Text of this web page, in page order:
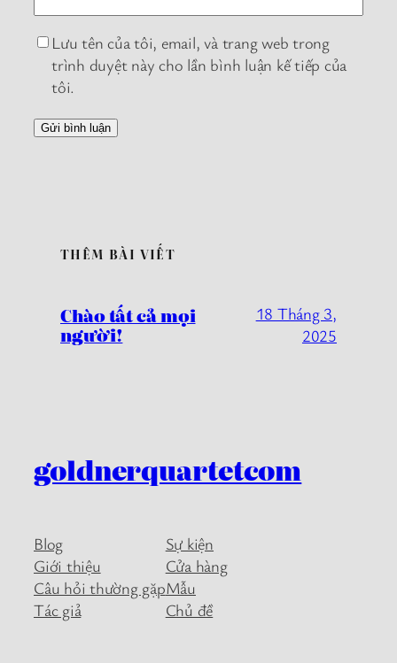
Lưu tên của tôi, email, và trang web trong
trình duyệt này cho lần bình luận kế tiếp của
tôi.
THÊM BÀI VIẾT
Chào tất cả mọi
người!
18 Tháng 3,
2025
goldnerquartetcom
Blog
Giới thiệu
Câu hỏi thường gặp
Tác giả
Sự kiện
Cửa hàng
Mẫu
Chủ đề